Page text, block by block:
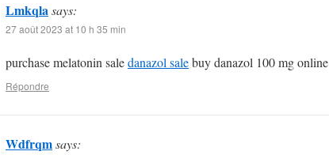
Lmkqlasays:
27 août 2023 at 10 h 35 min
purchase melatonin saledanazol salebuy danazol 100 mg online
Répondre
Wdfrqmsays: